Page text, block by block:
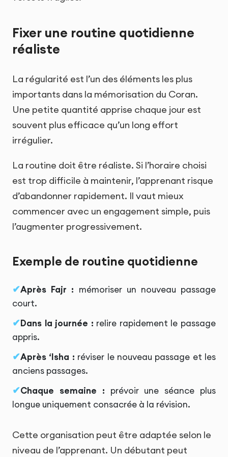
Fixer une routine quotidienne
réaliste
La régularité est l’un des éléments les plus
importants dans la mémorisation du Coran.
Une petite quantité apprise chaque jour est
souvent plus efficace qu’un long effort
irrégulier.
La routine doit être réaliste. Si l’horaire choisi
est trop difficile à maintenir, l’apprenant risque
d’abandonner rapidement. Il vaut mieux
commencer avec un engagement simple, puis
l’augmenter progressivement.
Exemple de routine quotidienne
Après Fajr : mémoriser un nouveau passage
court.
Dans la journée : relire rapidement le passage
appris.
Après ‘Isha : réviser le nouveau passage et les
anciens passages.
Chaque semaine : prévoir une séance plus
longue uniquement consacrée à la révision.
Cette organisation peut être adaptée selon le
niveau de l’apprenant. Un débutant peut